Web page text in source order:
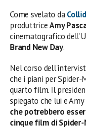
Come svelato da
produttriceAmy
cinematografico
Brand New Day.
Nel corso
che i piani per
quarto film. Il
spiegato che lui e
che potrebbero
cinque film di Spider-